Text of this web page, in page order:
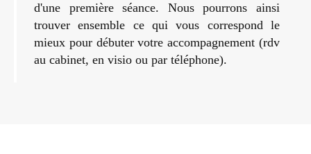
d'une première séance. Nous pourrons ainsi
trouver ensemble ce qui vous correspond le
mieux pour débuter votre accompagnement (rdv
au cabinet, en visio ou par téléphone).